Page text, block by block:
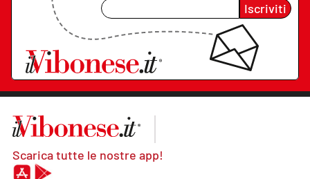
Iscriviti
Scarica tutte le nostre app!